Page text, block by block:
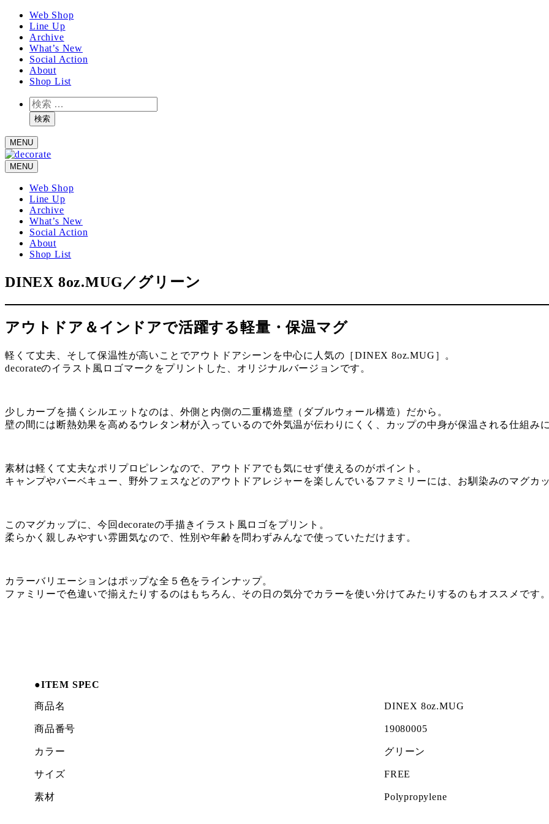
動
Web Shop
Line Up
Archive
What’s New
Social Action
About
Shop List
検
索検索
MENU
MENU
Web Shop
Line Up
Archive
What’s New
Social Action
About
Shop List
DINEX 8oz.MUG／グリーン
アウトドア＆インドアで活躍する軽量・保温マグ
軽くて丈夫、そして保温性が高いことでアウトドアシーンを中心に人気の［DINEX 8oz.MUG］。
decorateのイラスト風ロゴマークをプリントした、オリジナルバージョンです。
少しカーブを描くシルエットなのは、外側と内側の二重構造壁（ダブルウォール構造）だから。
壁の間には断熱効果を高めるウレタン材が入っているので外気温が伝わりにくく、カップの中身が保温される仕組み
素材は軽くて丈夫なポリプロピレンなので、アウトドアでも気にせず使えるのがポイント。
キャンプやバーベキュー、野外フェスなどのアウトドアレジャーを楽しんでいるファミリーには、お馴染みのマグカッ
このマグカップに、今回decorateの手描きイラスト風ロゴをプリント。
柔らかく親しみやすい雰囲気なので、性別や年齢を問わずみんなで使っていただけます。
カラーバリエーションはポップな全５色をラインナップ。
ファミリーで色違いで揃えたりするのはもちろん、その日の気分でカラーを使い分けてみたりするのもオススメです。
●ITEM SPEC
商品名 DINEX 8oz.MUG
商品番号 19080005
カラー グリーン
サイズ FREE
素材 Polypropylene